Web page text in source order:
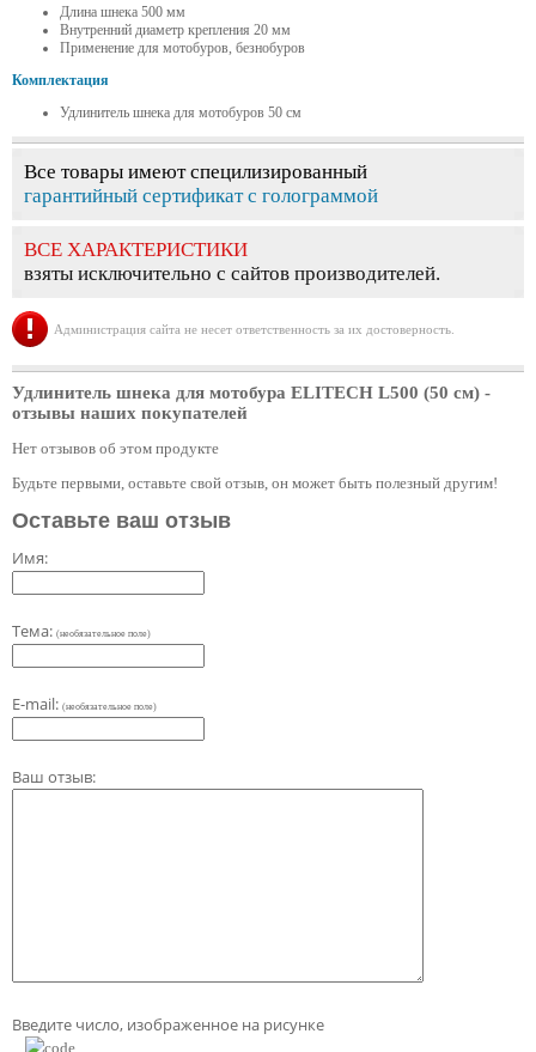
Длина шнека 500 мм
Внутренний диаметр крепления 20 мм
Применение для мотобуров, безнобуров
Комплектация
Удлинитель шнека для мотобуров 50 см
Все товары имеют специлизированный
гарантийный сертификат с голограммой
ВСЕ ХАРАКТЕРИСТИКИ
взяты исключительно с сайтов производителей.
Администрация сайта не несет ответственность за их достоверность.
Удлинитель шнека для мотобура ELITECH L500 (50 см) -
отзывы наших покупателей
Нет отзывов об этом продукте
Будьте первыми, оставьте свой отзыв, он может быть полезный другим!
Оставьте ваш отзыв
Имя:
Тема: (необязательное поле)
E-mail: (необязательное поле)
Ваш отзыв:
Введите число, изображенное на рисунке